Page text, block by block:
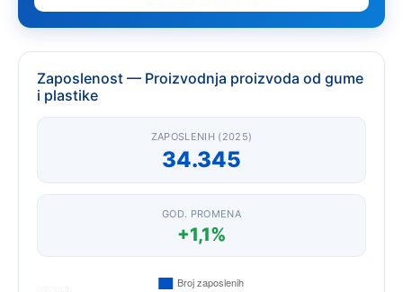
Zaposlenost — Proizvodnja proizvoda od gume
i plastike
ZAPOSLENIH (2025)
34.345
GOD. PROMENA
+1,1%